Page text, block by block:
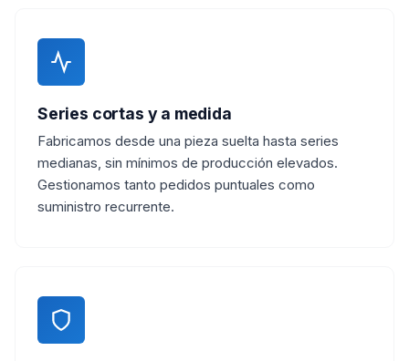
Series cortas y a medida
Fabricamos desde una pieza suelta hasta series
medianas, sin mínimos de producción elevados.
Gestionamos tanto pedidos puntuales como
suministro recurrente.